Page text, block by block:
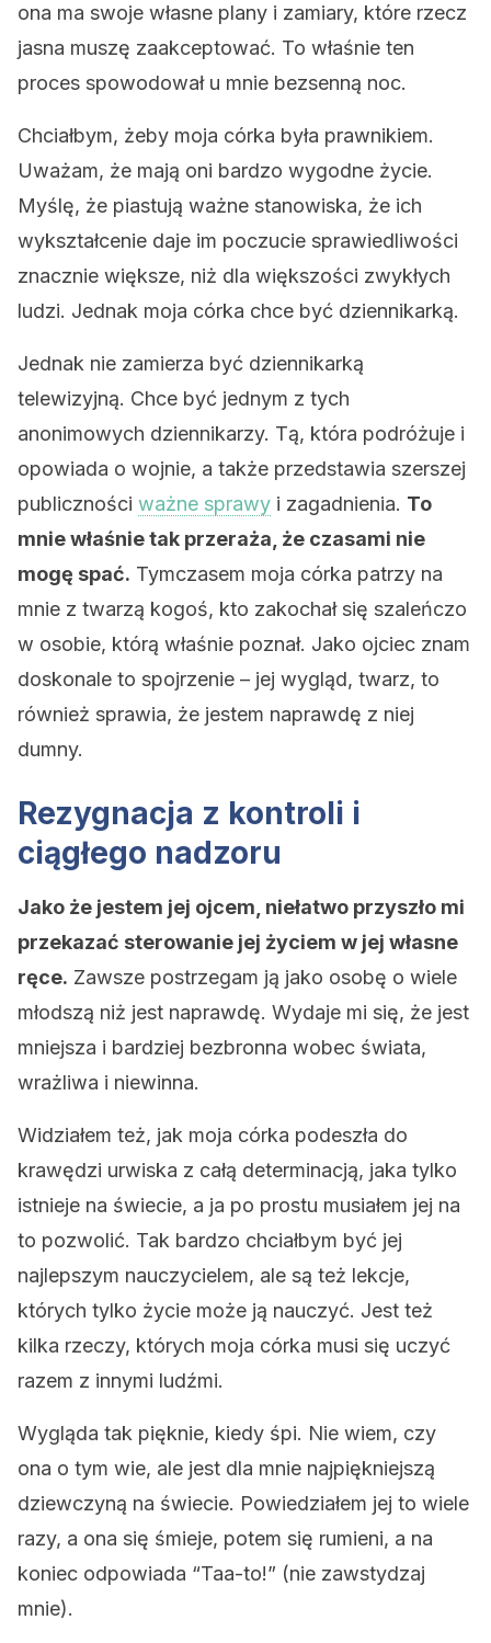
ona ma swoje własne plany i zamiary, które rzecz
jasna muszę zaakceptować. To właśnie ten
proces spowodował u mnie bezsenną noc.
Chciałbym, żeby moja córka była prawnikiem.
Uważam, że mają oni bardzo wygodne życie.
Myślę, że piastują ważne stanowiska, że ​​ich
wykształcenie daje im poczucie sprawiedliwości
znacznie większe, niż dla większości zwykłych
ludzi. Jednak moja córka chce być dziennikarką.
Jednak nie zamierza być dziennikarką
telewizyjną. Chce być jednym z tych
anonimowych dziennikarzy. Tą, która podróżuje i
opowiada o wojnie, a także przedstawia szerszej
publiczności ważne sprawy i zagadnienia. To
mnie właśnie tak przeraża, że ​​czasami nie
mogę spać. Tymczasem moja córka patrzy na
mnie z twarzą kogoś, kto zakochał się szaleńczo
w osobie, którą właśnie poznał. Jako ojciec znam
doskonale to spojrzenie – jej wygląd, twarz, to
również sprawia, że ​​jestem naprawdę z niej
dumny.
Rezygnacja z kontroli i
ciągłego nadzoru
Jako że jestem jej ojcem, niełatwo przyszło mi
przekazać sterowanie jej życiem w jej własne
ręce. Zawsze postrzegam ją jako osobę o wiele
młodszą niż jest naprawdę. Wydaje mi się, że jest
mniejsza i bardziej bezbronna wobec świata,
wrażliwa i niewinna.
Widziałem też, jak moja córka podeszła do
krawędzi urwiska z całą determinacją, jaka tylko
istnieje na świecie, a ja po prostu musiałem jej na
to pozwolić. Tak bardzo chciałbym być jej
najlepszym nauczycielem, ale są też lekcje,
których tylko życie może ją nauczyć. Jest też
kilka rzeczy, których moja córka musi się uczyć
razem z innymi ludźmi.
Wygląda tak pięknie, kiedy śpi. Nie wiem, czy
ona o tym wie, ale jest dla mnie najpiękniejszą
dziewczyną na świecie. Powiedziałem jej to wiele
razy, a ona się śmieje, potem się rumieni, a na
koniec odpowiada “Taa-to!” (nie zawstydzaj
mnie).